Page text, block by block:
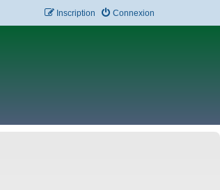
Connexion
Inscription